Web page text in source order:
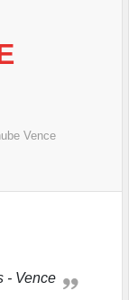
Vence
- Vence